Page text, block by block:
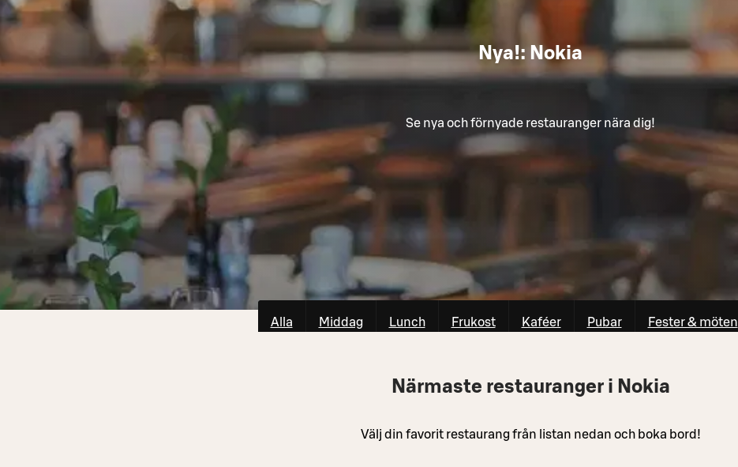
Nya!: Nokia
Se nya och förnyade restauranger nära dig!
Alla Middag Lunch Frukost Kaféer Pubar Fester & möten
Närmaste restauranger i Nokia
Välj din favorit restaurang från listan nedan och boka bord!